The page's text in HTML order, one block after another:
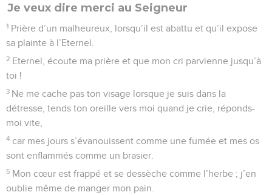
Je veux dire merci au Seigneur
1 Prière d’un malheureux, lorsqu’il est abattu et qu’il expose
sa plainte à l’Eternel.
2 Eternel, écoute ma prière et que mon cri parvienne jusqu’à
toi !
3 Ne me cache pas ton visage lorsque je suis dans la
détresse, tends ton oreille vers moi quand je crie, réponds-
moi vite,
4 car mes jours s’évanouissent comme une fumée et mes os
sont enflammés comme un brasier.
5 Mon cœur est frappé et se dessèche comme l’herbe ; j’en
oublie même de manger mon pain.